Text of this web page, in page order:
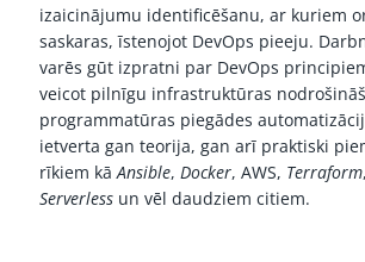
izaicinājumu identificēšanu, ar kuriem
saskaras, īstenojot DevOps pieeju.
varēs gūt izpratni par DevOps
veicot pilnīgu infrastruktūras
programmatūras piegādes
ietverta gan teorija, gan arī praktiski
rīkiem kāAnsible, Docker, AWS, Terraform,
Serverless un vēl daudziem citiem.